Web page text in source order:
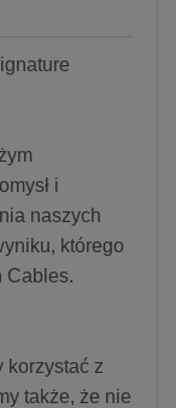
i
naszych
którego
Cables.
korzystać z
także, że nie